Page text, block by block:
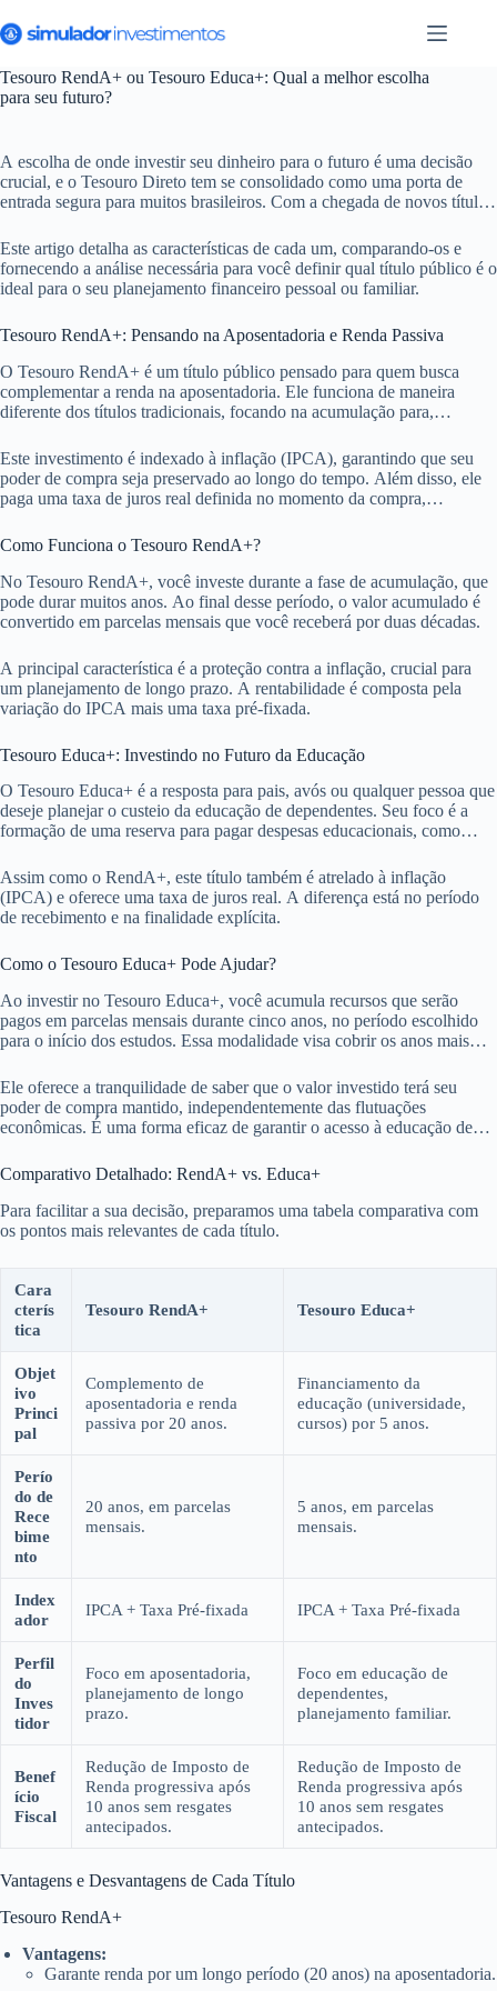
para
o
conteúdo
Tesouro RendA+ ou Tesouro Educa+: Qual a melhor escolha
para seu futuro?
A escolha de onde investir seu dinheiro para o futuro é uma decisão
crucial, e o Tesouro Direto tem se consolidado como uma porta de
entrada segura para muitos brasileiros. Com a chegada de novos títulos
qual opção se alinha melhor aos seus objetivos de longo prazo. Ambos
prometem rentabilidade atrativa e segurança, mas suas finalidades são
distintas e é fundamental compreender cada uma para tomar a decisão
mais acertada.
Este artigo detalha as características de cada um, comparando-os e
fornecendo a análise necessária para você definir qual título público é o
ideal para o seu planejamento financeiro pessoal ou familiar.
Tesouro RendA+: Pensando na Aposentadoria e Renda Passiva
O Tesouro RendA+ é um título público pensado para quem busca
complementar a renda na aposentadoria. Ele funciona de maneira
diferente dos títulos tradicionais, focando na acumulação para,
Este investimento é indexado à inflação (IPCA), garantindo que seu
poder de compra seja preservado ao longo do tempo. Além disso, ele
paga uma taxa de juros real definida no momento da compra,
Como Funciona o Tesouro RendA+?
No Tesouro RendA+, você investe durante a fase de acumulação, que
pode durar muitos anos. Ao final desse período, o valor acumulado é
convertido em parcelas mensais que você receberá por duas décadas.
A principal característica é a proteção contra a inflação, crucial para
um planejamento de longo prazo. A rentabilidade é composta pela
variação do IPCA mais uma taxa pré-fixada.
Tesouro Educa+: Investindo no Futuro da Educação
O Tesouro Educa+ é a resposta para pais, avós ou qualquer pessoa que
deseje planejar o custeio da educação de dependentes. Seu foco é a
formação de uma reserva para pagar despesas educacionais, como
Assim como o RendA+, este título também é atrelado à inflação
(IPCA) e oferece uma taxa de juros real. A diferença está no período
de recebimento e na finalidade explícita.
Como o Tesouro Educa+ Pode Ajudar?
Ao investir no Tesouro Educa+, você acumula recursos que serão
pagos em parcelas mensais durante cinco anos, no período escolhido
para o início dos estudos. Essa modalidade visa cobrir os anos mais
Ele oferece a tranquilidade de saber que o valor investido terá seu
poder de compra mantido, independentemente das flutuações
econômicas. É uma forma eficaz de garantir o acesso à educação de
Comparativo Detalhado: RendA+ vs. Educa+
Para facilitar a sua decisão, preparamos uma tabela comparativa com
os pontos mais relevantes de cada título.
Cara
cterís
tica
Tesouro RendA+ Tesouro Educa+
Objet
ivo
Princi
pal
Complemento de
aposentadoria e renda
passiva por 20 anos.
Financiamento da
educação (universidade,
cursos) por 5 anos.
Perío
do de
Rece
bime
nto
20 anos, em parcelas
mensais.
5 anos, em parcelas
mensais.
Index
ador
IPCA + Taxa Pré-fixada IPCA + Taxa Pré-fixada
Perfil
do
Inves
tidor
Foco em aposentadoria,
planejamento de longo
prazo.
Foco em educação de
dependentes,
planejamento familiar.
Benef
ício
Fiscal
Redução de Imposto de
Renda progressiva após
10 anos sem resgates
antecipados.
Redução de Imposto de
Renda progressiva após
10 anos sem resgates
antecipados.
Vantagens e Desvantagens de Cada Título
Tesouro RendA+
Vantagens:
Garante renda por um longo período (20 anos) na aposentadoria.